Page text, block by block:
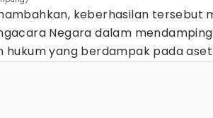
keberhasilan tersebut
Negara dalam
hukum yang berdampak pada